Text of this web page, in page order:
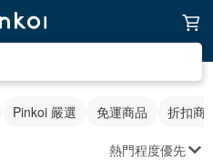
Pinkoi 嚴選 免運商品 折扣商
熱門程度優先